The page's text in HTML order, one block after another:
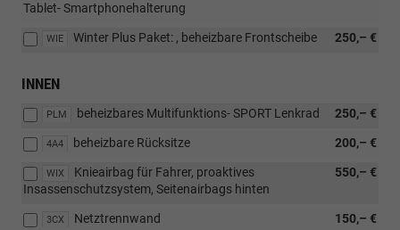
Tablet- Smartphonehalterung
WIE 250,– €
Winter Plus Paket: , beheizbare Frontscheibe
INNEN
PLM 250,– €
beheizbares Multifunktions- SPORT Lenkrad
4A4 200,– €
beheizbare Rücksitze
WIX 550,– €
Knieairbag für Fahrer, proaktives
Insassenschutzsystem, Seitenairbags hinten
3CX 150,– €
Netztrennwand